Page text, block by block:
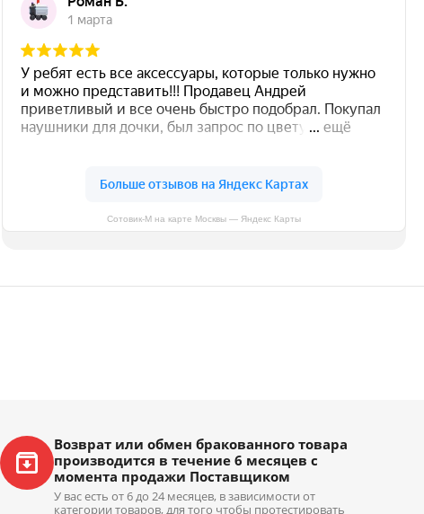
Сотовик-М на карте Москвы — Яндекс Карты
Возврат или обмен бракованного товара
производится в течение 6 месяцев с
момента продажи Поставщиком
У вас есть от 6 до 24 месяцев, в зависимости от
категории товаров, для того чтобы протестировать